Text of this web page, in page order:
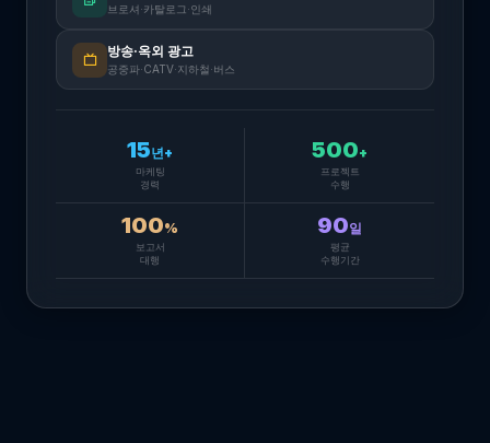
브로셔·카탈로그·인쇄
방송·옥외 광고
공중파·CATV·지하철·버스
15년+
마케팅
경력
500+
프로젝트
수행
100%
보고서
대행
90일
평균
수행기간